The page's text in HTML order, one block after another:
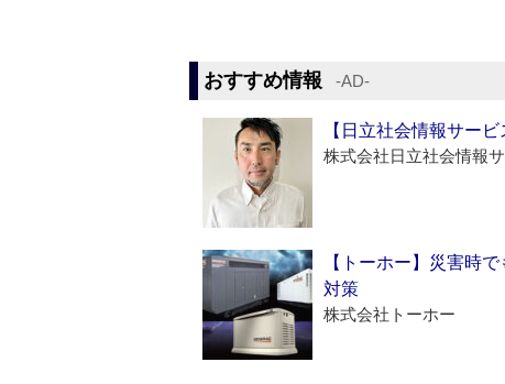
おすすめ情報 ‐AD‐
【日立社会情報サー
株式会社日立社会情報
【トーホー】災害時
対策
株式会社トーホー